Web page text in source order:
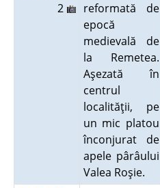
2
reformată de
epocă
medievală de
la Remetea.
Aşezată în
centrul
localităţii, pe
un mic platou
înconjurat de
apele pârâului
Valea Roşie.